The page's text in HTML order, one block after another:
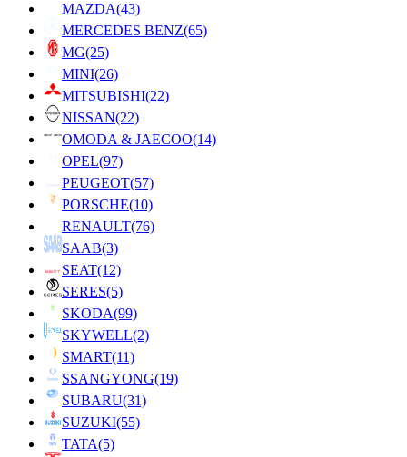
MAZDA(43)
MERCEDES BENZ(65)
MG(25)
MINI(26)
MITSUBISHI(22)
NISSAN(22)
OMODA & JAECOO(14)
OPEL(97)
PEUGEOT(57)
PORSCHE(10)
RENAULT(76)
SAAB(3)
SEAT(12)
SERES(5)
SKODA(99)
SKYWELL(2)
SMART(11)
SSANGYONG(19)
SUBARU(31)
SUZUKI(55)
TATA(5)